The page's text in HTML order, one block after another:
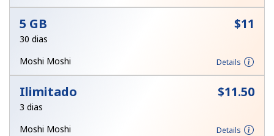
Entre ou
5 GB ⁦$11⁩
30 dias
Moshi Moshi
Details
Ilimitado ⁦$11.50⁩
3 dias
Moshi Moshi
Details